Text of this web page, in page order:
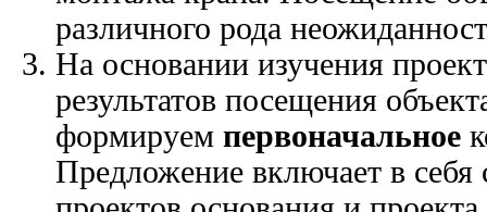
различного рода
На основании изучения
результатов посещения
формируем первоначальное
Предложение включает в себя